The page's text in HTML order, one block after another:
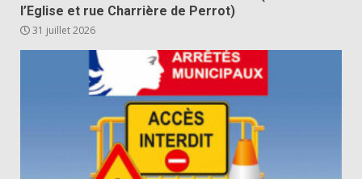
l’Eglise et rue Charrière de Perrot)
31 juillet 2026